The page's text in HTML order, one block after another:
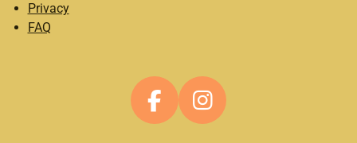
Privacy
FAQ
F
I